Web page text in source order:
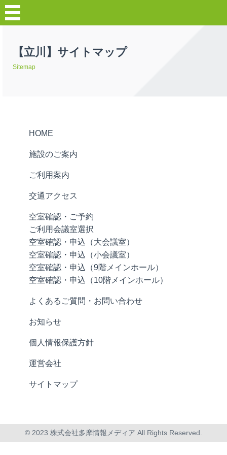
【立川】サイトマップ
Sitemap
HOME
施設のご案内
ご利用案内
交通アクセス
空室確認・ご予約
ご利用会議室選択
空室確認・申込（大会議室）
空室確認・申込（小会議室）
空室確認・申込（9階メインホール）
空室確認・申込（10階メインホール）
よくあるご質問・お問い合わせ
お知らせ
個人情報保護方針
運営会社
サイトマップ
© 2023 株式会社多摩情報メディア All Rights Reserved.